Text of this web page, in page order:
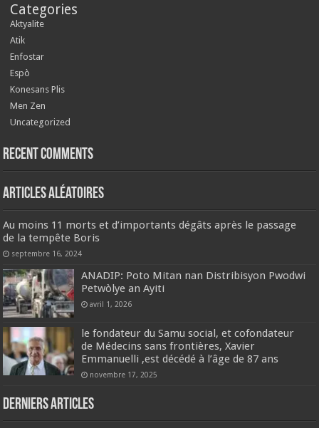
Categories
Aktyalite
Atik
Enfostar
Espò
Konesans Plis
Men Zen
Uncategorized
Recent Comments
Articles aléatoires
Au moins 11 morts et d’importants dégâts après le passage
de la tempête Boris
septembre 16, 2024
ANADIP: Poto Mitan nan Distribisyon Pwodwi
Petwòlye an Ayiti
avril 1, 2026
le fondateur du Samu social, et cofondateur
de Médecins sans frontières, Xavier
Emmanuelli ,est décédé à l’âge de 87 ans
novembre 17, 2025
Derniers articles